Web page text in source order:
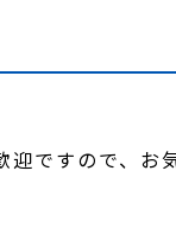
ですので、お